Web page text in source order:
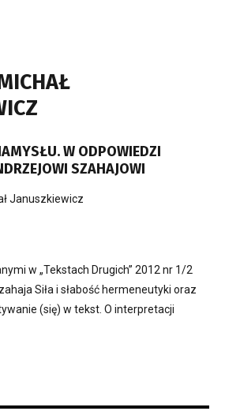
W ODPOWIEDZI
SZAHAJOWI
Januszkiewicz
w „Tekstach Drugich” 2012 nr 1/2
Siła i słabość hermeneutyki oraz
(się) w tekst. O interpretacji